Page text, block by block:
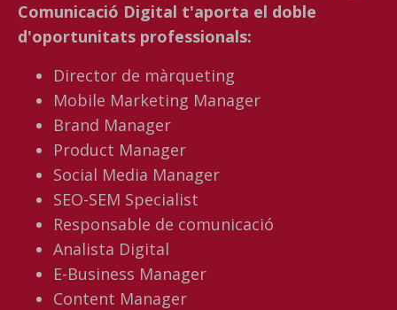
Comunicació Digital t'aporta el doble
d'oportunitats professionals:
Director de màrqueting
Mobile Marketing Manager
Brand Manager
Product Manager
Social Media Manager
SEO-SEM Specialist
Responsable de comunicació
Analista Digital
E-Business Manager
Content Manager